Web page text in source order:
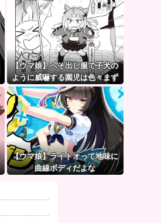
【ウマ娘】へそ出し服で子犬の
ように威嚇する園児は色々まず
い（ピスゴル）
【ウマ娘】ライトオって地味に
曲線ボディだよな